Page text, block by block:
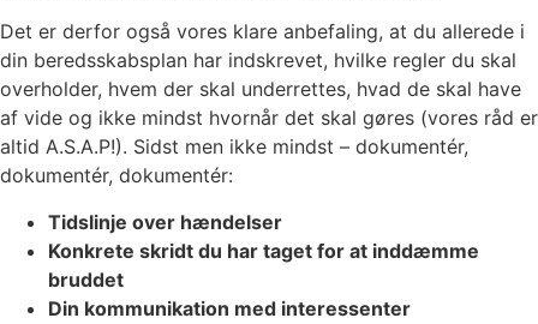
Det er derfor også vores klare anbefaling, at du allerede i
din beredsskabsplan har indskrevet, hvilke regler du skal
overholder, hvem der skal underrettes, hvad de skal have
af vide og ikke mindst hvornår det skal gøres (vores råd er
altid A.S.A.P!). Sidst men ikke mindst – dokumentér,
dokumentér, dokumentér:
Tidslinje over hændelser
Konkrete skridt du har taget for at inddæmme
bruddet
Din kommunikation med interessenter